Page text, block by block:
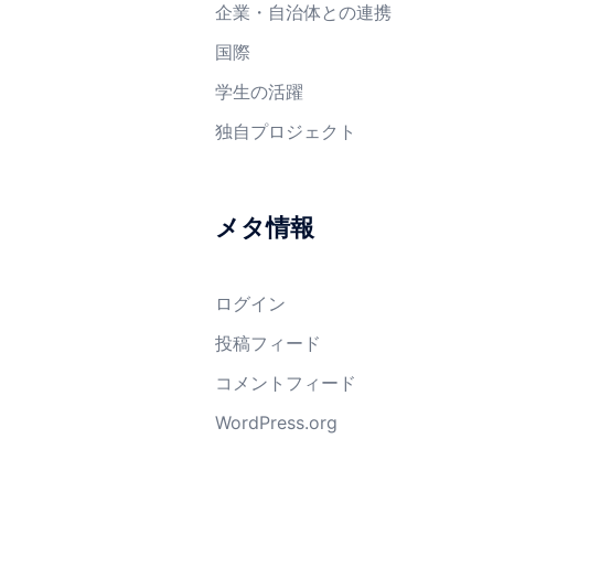
企業・自治体との連携
国際
学生の活躍
独自プロジェクト
メタ情報
ログイン
投稿フィード
コメントフィード
WordPress.org